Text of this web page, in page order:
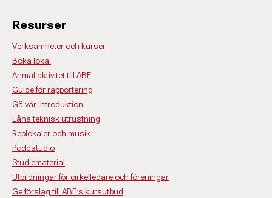
Resurser
Verksamheter och kurser
Boka lokal
Anmäl aktivitet till ABF
Guide för rapportering
Gå vår introduktion
Låna teknisk utrustning
Replokaler och musik
Poddstudio
Studiematerial
Utbildningar för cirkelledare och föreningar
Ge förslag till ABF:s kursutbud